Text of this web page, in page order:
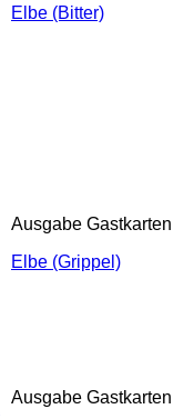
Elbe (Bitter)
Ausgabe Gastkarten
Elbe (Grippel)
Ausgabe Gastkarten